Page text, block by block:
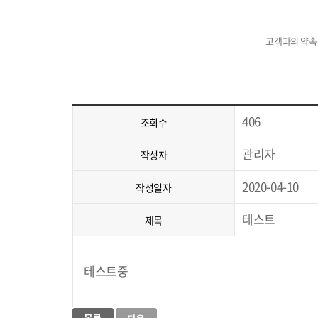
고객과의 약
조회수 406
작성자 관리자
작성일자 2020-04-10
제목 테스트
테스트중